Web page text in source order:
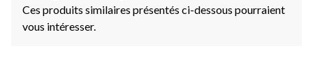
Ces produits similaires présentés ci-dessous pourraient
vous intéresser.